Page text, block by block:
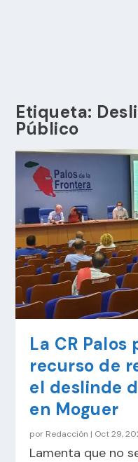
Etiqueta:
Público
La CR
recurso de
el deslinde
en Moguer
por Redacción | Oct 29,
Lamenta que no